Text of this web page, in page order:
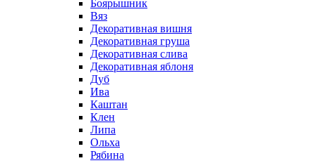
Боярышник
Вяз
Декоративная вишня
Декоративная груша
Декоративная слива
Декоративная яблоня
Дуб
Ива
Каштан
Клен
Липа
Ольха
Рябина